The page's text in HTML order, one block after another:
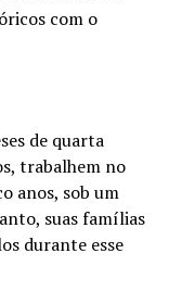
com o
de quarta
trabalhem no
anos, sob um
suas famílias
durante esse